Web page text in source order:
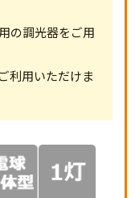
の調光器をご用
利用いただけま